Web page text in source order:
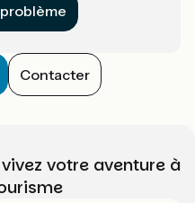
Contacter
votre aventure à